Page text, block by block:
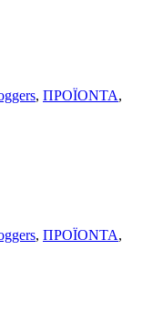
, ΠΡΟΪΟΝΤΑ,
, ΠΡΟΪΟΝΤΑ,